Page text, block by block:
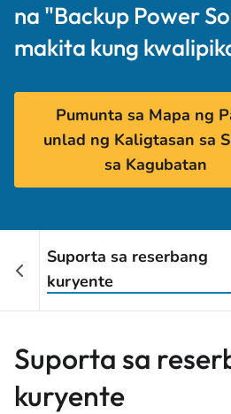
na "Backup Power
makita kung
Pumunta sa Mapa ng
unlad ng Kaligtasan sa
sa Kagubatan
Suporta sa reserbang
kuryente
Suporta sa
kuryente